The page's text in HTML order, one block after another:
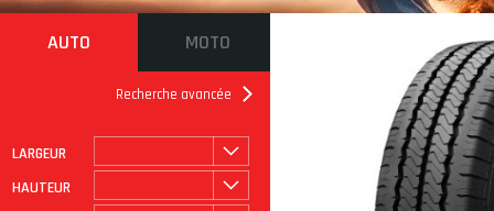
AUTO MOTO
Recherche avancée
LARGEUR
HAUTEUR
ROULAGE À PLAT